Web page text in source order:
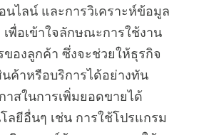
นไลน์ และการวิเคราะห์ข้อมูล
เพื่อเข้าใจลักษณะการใช้งาน
องลูกค้า ซึ่งจะช่วยให้ธุรกิจ
ค้าหรือบริการได้อย่างทัน
าสในการเพิ่มยอดขายได้
ลยีอื่นๆ เช่น การใช้โปรแกรม